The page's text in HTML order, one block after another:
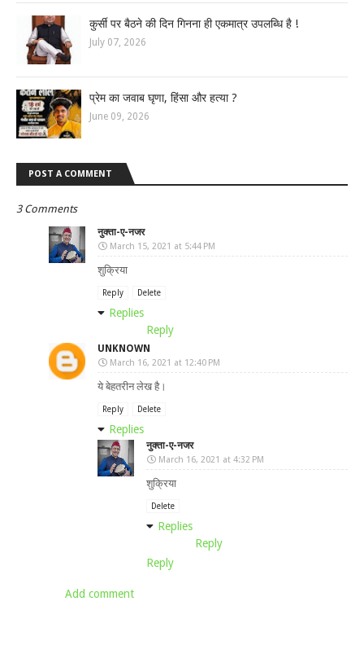
कुर्सी पर बैठने की दिन गिनना ही एकमात्र उपलब्धि है !
July 07, 2026
प्रेम का जवाब घृणा, हिंसा और हत्या ?
June 09, 2026
POST A COMMENT
3 Comments
नुक्ता-ए-नजर
March 15, 2021 at 5:44 PM
शुक्रिया
Reply Delete
Replies
Reply
UNKNOWN
March 16, 2021 at 12:40 PM
ये बेहतरीन लेख है।
Reply Delete
Replies
नुक्ता-ए-नजर
March 16, 2021 at 4:32 PM
शुक्रिया
Delete
Replies
Reply
Reply
Add comment